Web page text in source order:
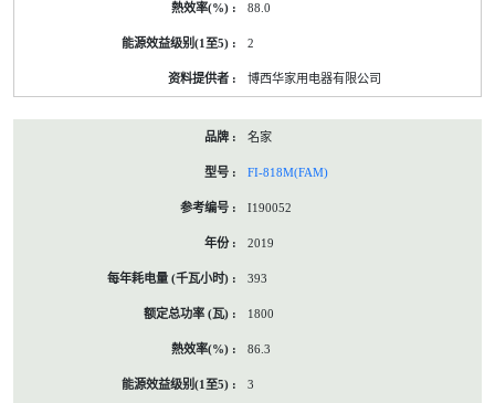
88.0
2
博西华家用电器有限公司
名家
FI-818M(FAM)
I190052
2019
393
1800
86.3
3